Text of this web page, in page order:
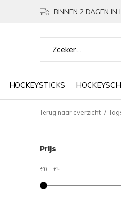
HOCKEYSTICKS
BINNEN 2 DAGEN IN
Terug naar overzicht
Prijs
€0 - €5